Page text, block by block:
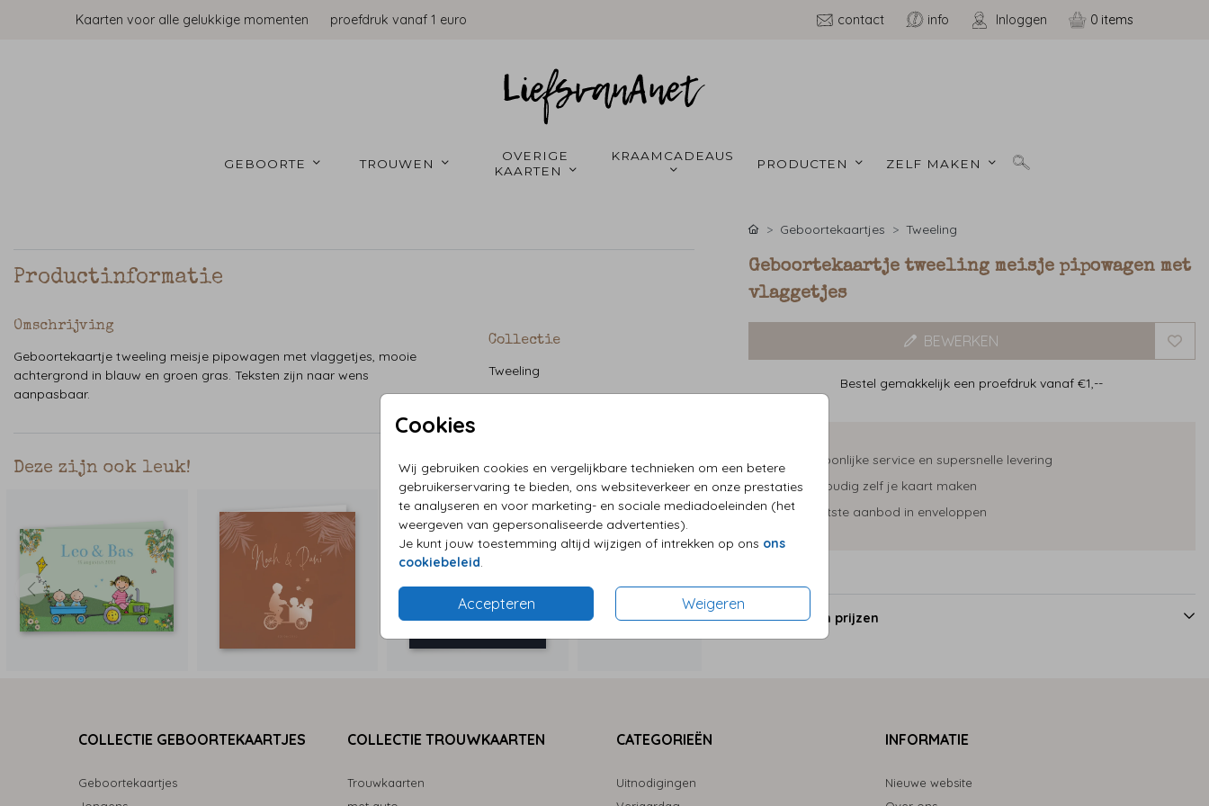
Kaarten voor alle gelukkige momenten proefdruk vanaf 1 euro contact info Inloggen 0
GEBOORTE TROUWEN
OVERIGE
KAARTEN
PRODUCTEN ZELF MAKEN
Cookies
Wij gebruiken cookies en vergelijkbare technieken om een betere
gebruikerservaring te bieden, ons websiteverkeer en onze prestaties
te analyseren en voor marketing- en sociale mediadoeleinden (het
weergeven van gepersonaliseerde advertenties).
Je kunt jouw toestemming altijd wijzigen of intrekken op ons ons
cookiebeleid.
Accepteren Weigeren
Productinformatie
Omschrijving
Geboortekaartje tweeling meisje pipowagen met vlaggetjes, mooie
achtergrond in blauw en groen gras. Teksten zijn naar wens
aanpasbaar.
Collectie
Tweeling
Deze zijn ook leuk!
Geboortekaartjes Tweeling
Geboortekaartje tweeling meisje pipowagen met
vlaggetjes
BEWERKEN
Bestel gemakkelijk een proefdruk vanaf €1,--
Persoonlijke service en supersnelle levering
Eenvoudig zelf je kaart maken
Grootste aanbod in enveloppen
Formaten en prijzen
COLLECTIE GEBOORTEKAARTJES
Geboortekaartjes
COLLECTIE TROUWKAARTEN
Trouwkaarten
CATEGORIEËN
Uitnodigingen
INFORMATIE
Nieuwe website